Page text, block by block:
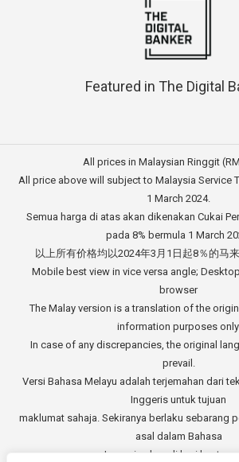
Featured in The Digital
All prices in Malaysian Ringgit
All price above will subject to Malaysia Service
1 March 2024.
Semua harga di atas akan dikenakan Cukai
pada 8% bermula 1 March
以上所有价格均以2024年3月1日起8％的马
Mobile best view in vice versa angle;
browser
The Malay version is a translation of the
information purposes only.
In case of any discrepancies, the original
prevail.
Versi Bahasa Melayu adalah terjemahan dari
Inggeris untuk tujuan
maklumat sahaja. Sekiranya berlaku sebarang
asal dalam Bahasa
Inggeris akan di beri